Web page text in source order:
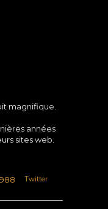
magnifique.
années
sites web.
Twitter